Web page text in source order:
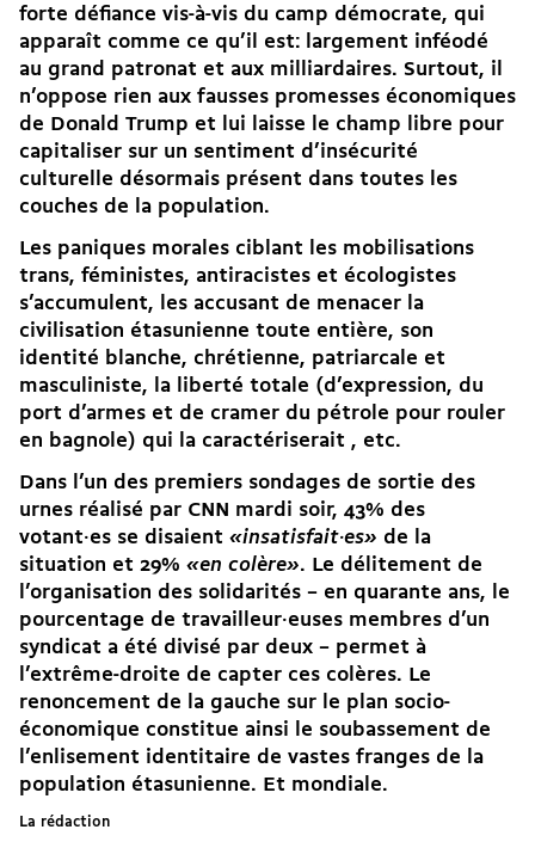
forte défiance vis-à-vis du camp démocrate, qui
apparaît comme ce qu’il est: largement inféodé
au grand patronat et aux milliardaires. Surtout, il
n’oppose rien aux fausses promesses économiques
de Donald Trump et lui laisse le champ libre pour
capitaliser sur un sentiment d’insécurité
culturelle désormais présent dans toutes les
couches de la population.
Les paniques morales ciblant les mobilisations
trans, féministes, antiracistes et écologistes
s’accumulent, les accusant de menacer la
civilisation étasunienne toute entière, son
identité blanche, chrétienne, patriarcale et
masculiniste, la liberté totale (d’expression, du
port d’armes et de cramer du pétrole pour rouler
en bagnole) qui la caractériserait , etc.
Dans l’un des premiers sondages de sortie des
urnes réalisé par CNN mardi soir, 43% des
votant·es se disaient «insatisfait·es» de la
situation et 29% «en colère». Le délitement de
l’organisation des solidarités – en quarante ans, le
pourcentage de travailleur·euses membres d’un
syndicat a été divisé par deux – permet à
l’extrême-droite de capter ces colères. Le
renoncement de la gauche sur le plan socio-
économique constitue ainsi le soubassement de
l’enlisement identitaire de vastes franges de la
population étasunienne. Et mondiale.
La rédaction